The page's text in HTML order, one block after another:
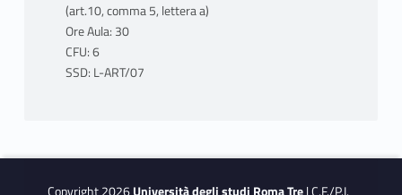
- GILLES DE VAN, L’OPERA ITALIANA. LA
PRODUZIONE, L’ESTETICA, I CAPOLAVORI,
CAROCCI, 2012 (PRIMA ED. 2002).
SU MOODLE E SUL GRUPPO TEAMS DEL
(art.10, comma 5, lettera a)
Ore Aula: 30
CFU: 6
SSD: L-ART/07